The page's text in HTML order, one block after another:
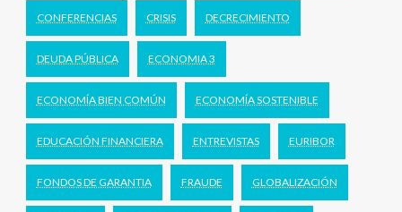
CONFERENCIAS CRISIS DECRECIMIENTO
DEUDA PÚBLICA ECONOMIA 3
ECONOMÍA BIEN COMÚN ECONOMÍA SOSTENIBLE
EDUCACIÓN FINANCIERA ENTREVISTAS EURIBOR
FONDOS DE GARANTIA FRAUDE GLOBALIZACIÓN